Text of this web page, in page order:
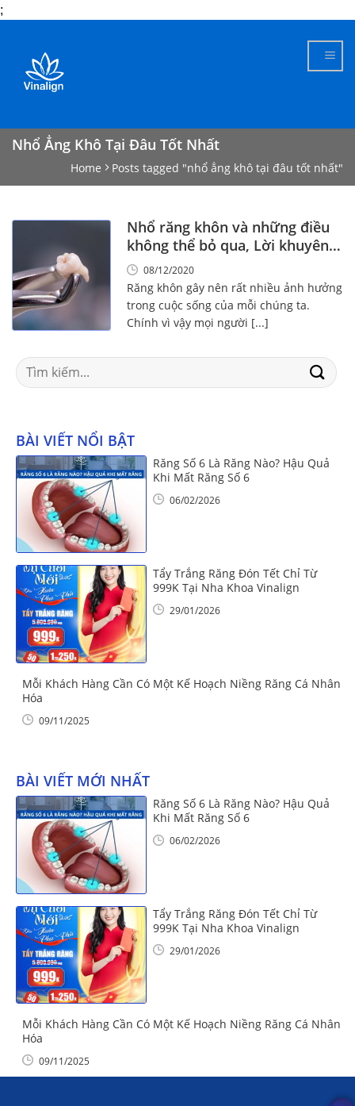
;
content
Nhổ Ẳng Khô Tại Đâu Tốt Nhất
Home Posts tagged "nhổ ẳng khô tại đâu tốt nhất"
Nhổ răng khôn và những điều
không thể bỏ qua, Lời khuyên
từ chuyên gia
08/12/2020
Răng khôn gây nên rất nhiều ảnh hưởng
trong cuộc sống của mỗi chúng ta.
Chính vì vậy mọi người [...]
Search
for:
BÀI VIẾT NỔI BẬT
Răng Số 6 Là Răng Nào? Hậu Quả
Khi Mất Răng Số 6
06/02/2026
Tẩy Trắng Răng Đón Tết Chỉ Từ
999K Tại Nha Khoa Vinalign
29/01/2026
Mỗi Khách Hàng Cần Có Một Kế Hoạch Niềng Răng Cá Nhân
Hóa
09/11/2025
BÀI VIẾT MỚI NHẤT
Răng Số 6 Là Răng Nào? Hậu Quả
Khi Mất Răng Số 6
06/02/2026
Tẩy Trắng Răng Đón Tết Chỉ Từ
999K Tại Nha Khoa Vinalign
29/01/2026
Mỗi Khách Hàng Cần Có Một Kế Hoạch Niềng Răng Cá Nhân
Hóa
09/11/2025